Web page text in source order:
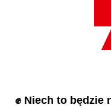
✊ Niech to będzie